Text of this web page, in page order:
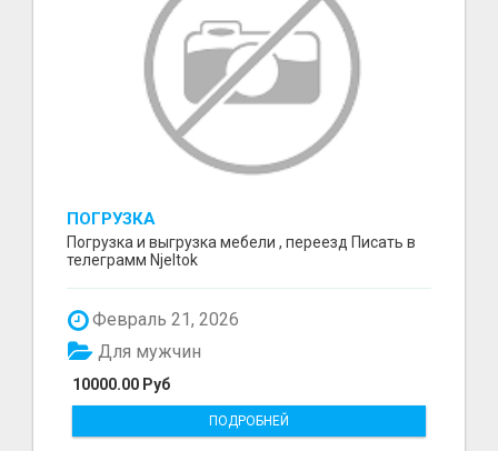
ПОГРУЗКА
Погрузка и выгрузка мебели , переезд Писать в
телеграмм Njeltok
Февраль 21, 2026
10000.00 Руб
Для мужчин
ПОДРОБНЕЙ